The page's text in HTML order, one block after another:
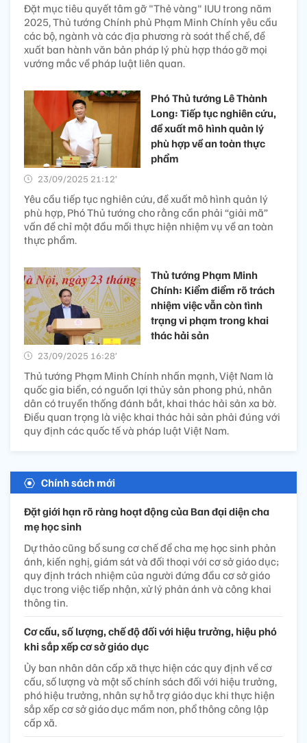
Đặt mục tiêu quyết tâm gỡ "Thẻ vàng" IUU trong năm
2025, Thủ tướng Chính phủ Phạm Minh Chính yêu cầu
các bộ, ngành và các địa phương rà soát thể chế, đề
xuất ban hành văn bản pháp lý phù hợp tháo gỡ mọi
vướng mắc về pháp luật liên quan.
Phó Thủ tướng Lê Thành
Long: Tiếp tục nghiên cứu,
đề xuất mô hình quản lý
phù hợp về an toàn thực
phẩm
23/09/2025 21:12’
Yêu cầu tiếp tục nghiên cứu, đề xuất mô hình quản lý
phù hợp, Phó Thủ tướng cho rằng cần phải “giải mã”
vấn đề chỉ một đầu mối thực hiện nhiệm vụ về an toàn
thực phẩm.
Thủ tướng Phạm Minh
Chính: Kiểm điểm rõ trách
nhiệm việc vẫn còn tình
trạng vi phạm trong khai
thác hải sản
23/09/2025 16:28’
Thủ tướng Phạm Minh Chính nhấn mạnh, Việt Nam là
quốc gia biển, có nguồn lợi thủy sản phong phú, nhân
dân có truyền thống đánh bắt, khai thác hải sản xa bờ.
Điều quan trọng là việc khai thác hải sản phải đúng với
quy định các quốc tế và pháp luật Việt Nam.
Chính sách mới
Đặt giới hạn rõ ràng hoạt động của Ban đại diện cha
mẹ học sinh
Dự thảo cũng bổ sung cơ chế để cha mẹ học sinh phản
ánh, kiến nghị, giám sát và đối thoại với cơ sở giáo dục;
quy định trách nhiệm của người đứng đầu cơ sở giáo
dục trong việc tiếp nhận, xử lý phản ánh và công khai
thông tin.
Cơ cấu, số lượng, chế độ đối với hiệu trưởng, hiệu phó
khi sắp xếp cơ sở giáo dục
Ủy ban nhân dân cấp xã thực hiện các quy định về cơ
cấu, số lượng và một số chính sách đối với hiệu trưởng,
phó hiệu trưởng, nhân sự hỗ trợ giáo dục khi thực hiện
sắp xếp cơ sở giáo dục mầm non, phổ thông công lập
cấp xã.